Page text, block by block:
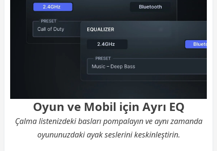
Oyun ve Mobil için Ayrı EQ
Çalma listenizdeki basları pompalayın ve aynı zamanda
oyununuzdaki ayak seslerini keskinleştirin.